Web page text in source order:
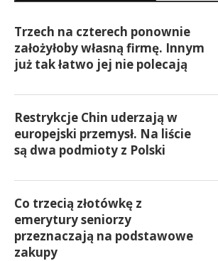
Trzech na czterech ponownie
założyłoby własną firmę. Innym
już tak łatwo jej nie polecają
Restrykcje Chin uderzają w
europejski przemysł. Na liście
są dwa podmioty z Polski
Co trzecią złotówkę z
emerytury seniorzy
przeznaczają na podstawowe
zakupy